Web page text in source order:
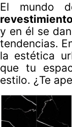
El mundo
y en él se
tendencias.
la estética
que tu
estilo. ¿Te